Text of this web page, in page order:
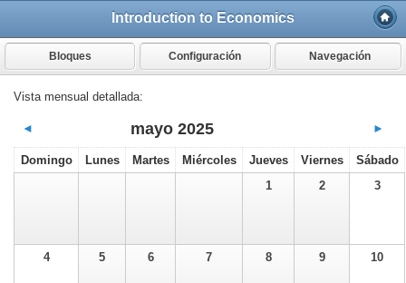
Introduction to Economics
Bloques Configuración Navegación
Vista mensual detallada:
◄ mayo 2025 ►
Domingo Lunes Martes Miércoles Jueves Viernes
Sábado
1
2 3
4 5 6 7 8 9 10